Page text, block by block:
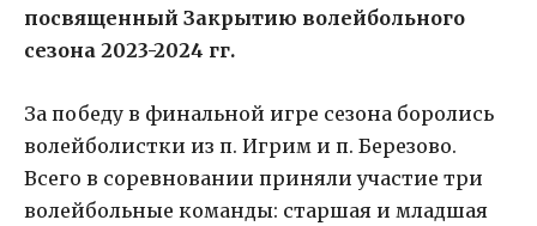
посвященный Закрытию волейбольного
сезона 2023-2024 гг.
За победу в финальной игре сезона боролись
волейболистки из п. Игрим и п. Березово.
Всего в соревновании приняли участие три
волейбольные команды: старшая и младшая